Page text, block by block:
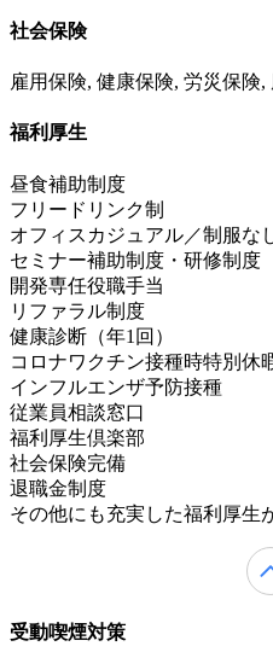
社会保険
雇用保険, 健康保険, 労災保険,
福利厚生
昼食補助制度
フリードリンク制
オフィスカジュアル／制服な
セミナー補助制度・研修制度
開発専任役職手当
リファラル制度
健康診断（年1回）
コロナワクチン接種時特別休
インフルエンザ予防接種
従業員相談窓口
福利厚生倶楽部
社会保険完備
退職金制度
その他にも充実した福利厚生
受動喫煙対策